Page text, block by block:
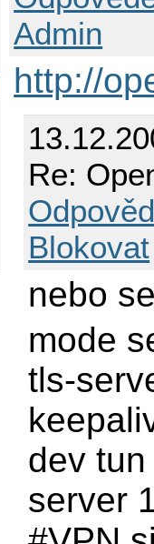
Admin
http://
Re:
Blokovat
nebo
mode
tls-
dev tun
server